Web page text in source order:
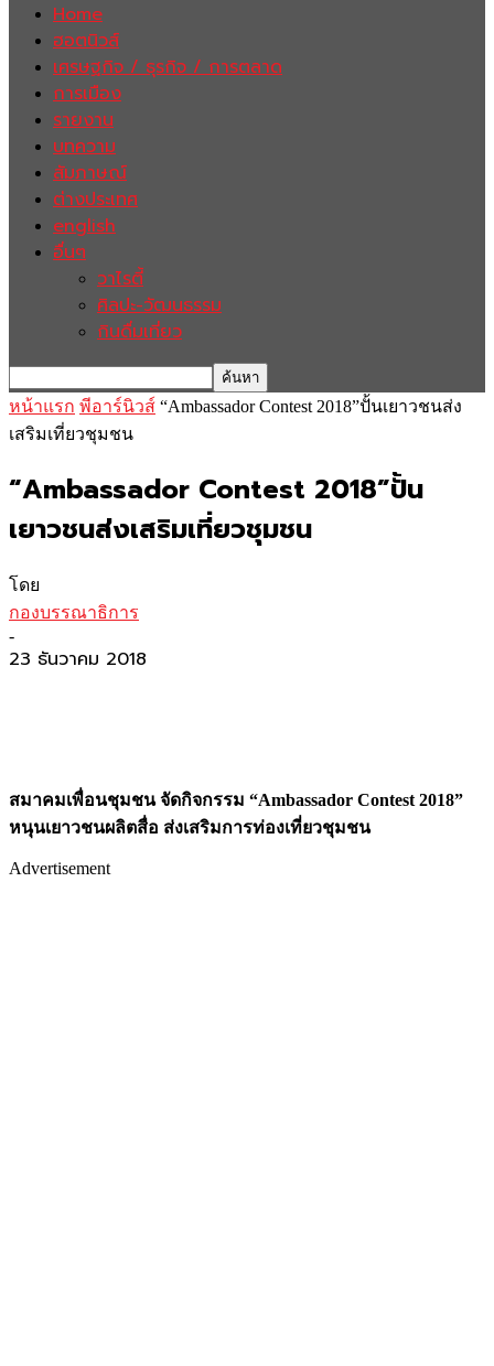
Home
ฮอตนิวส์
เศรษฐกิจ / ธุรกิจ / การตลาด
การเมือง
รายงาน
บทความ
สัมภาษณ์
ต่างประเทศ
english
อื่นๆ
วาไรตี้
ศิลปะ-วัฒนธรรม
กินดื่มเที่ยว
หน้าแรก พีอาร์นิวส์ “Ambassador Contest 2018”ปั้นเยาวชนส่ง
เสริมเที่ยวชุมชน
“Ambassador Contest 2018”ปั้น
เยาวชนส่งเสริมเที่ยวชุมชน
โดย
กองบรรณาธิการ
-
23 ธันวาคม 2018
สมาคมเพื่อนชุมชน จัดกิจกรรม “Ambassador Contest 2018”
หนุนเยาวชนผลิตสื่อ ส่งเสริมการท่องเที่ยวชุมชน
Advertisement